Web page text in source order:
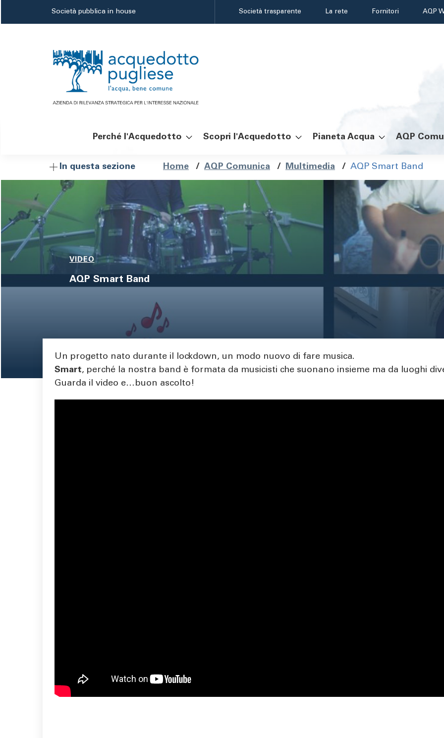
Società pubblica in house
Header
Società trasparente La rete Fornitori AQP
Navigazione
principale
Perché l'Acquedotto Scopri l'Acquedotto Pianeta Acqua AQP
In questa sezione
Briciole
di
pane
Home / AQP Comunica / Multimedia / AQP Smart Band
VIDEO
AQP Smart Band
Body
Un progetto nato durante il lockdown, un modo nuovo di fare musica.
Smart, perché la nostra band è formata da musicisti che suonano insieme ma da luoghi
Guarda il video e…buon ascolto!